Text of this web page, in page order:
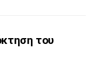
του